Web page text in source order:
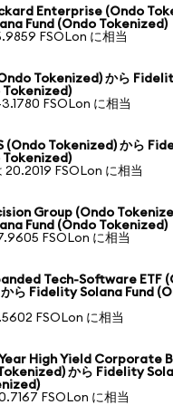
Enterprise (Ondo
Fund (Ondo Tokenized)
FSOLon に相当
Tokenized) から
Tokenized)
FSOLon に相当
(Ondo Tokenized) から
Tokenized)
20.2019 FSOLon に相当
Group (Ondo
Fund (Ondo Tokenized)
FSOLon に相当
Tech-Software ETF
ら Fidelity Solana Fund
FSOLon に相当
Year High Yield Corporate
から Fidelity
FSOLon に相当